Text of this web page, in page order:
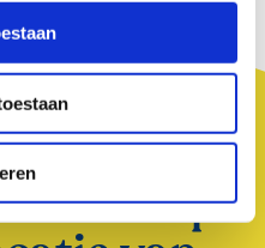
op